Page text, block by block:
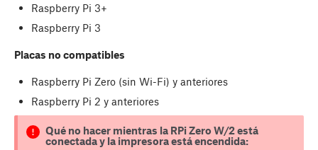
Raspberry Pi 3+
Raspberry Pi 3
Placas no compatibles
Raspberry Pi Zero (sin Wi-Fi) y anteriores
Raspberry Pi 2 y anteriores
Qué no hacer mientras la RPi Zero W/2 está
conectada y la impresora está encendida: